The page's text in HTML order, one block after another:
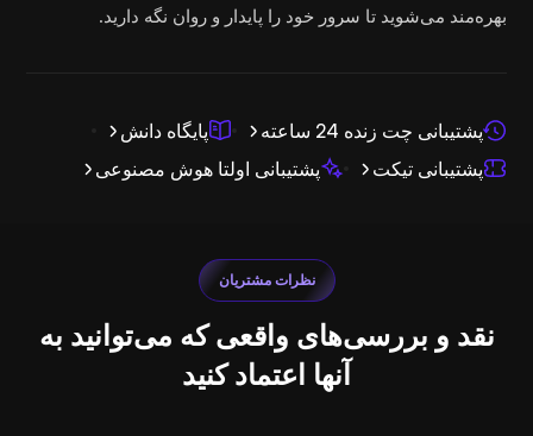
بهره‌مند می‌شوید تا سرور خود را پایدار و روان نگه دارید.
پشتیبانی چت زنده 24 ساعته
پایگاه دانش
پشتیبانی تیکت
پشتیبانی اولتا هوش مصنوعی
نظرات مشتریان
نقد و بررسی‌های واقعی که می‌توانید به
آنها اعتماد کنید